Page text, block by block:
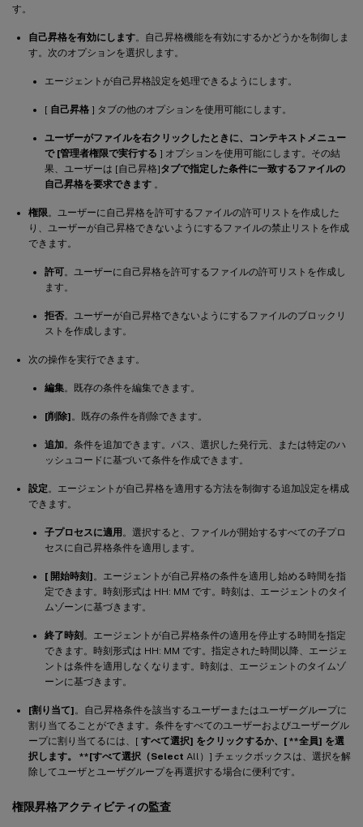
す。
自己昇格を有効にします。自己昇格機能を有効にするかどうかを制御しま
す。次のオプションを選択します。
エージェントが自己昇格設定を処理できるようにします。
[ 自己昇格 ] タブの他のオプションを使用可能にします。
ユーザーがファイルを右クリックしたときに、コンテキストメニュー
で [管理者権限で実行する ] オプションを使用可能にします。その結
果、ユーザーは [自己昇格]タブで指定した条件に一致するファイルの
自己昇格を要求できます 。
権限 。ユーザーに自己昇格を許可するファイルの許可リストを作成した
り、ユーザーが自己昇格できないようにするファイルの禁止リストを作成
できます。
許可。ユーザーに自己昇格を許可するファイルの許可リストを作成し
ます。
拒否。ユーザーが自己昇格できないようにするファイルのブロックリ
ストを作成します。
次の操作を実行できます。
編集。既存の条件を編集できます。
[削除] 。既存の条件を削除できます。
追加。条件を追加できます。パス、選択した発行元、または特定のハ
ッシュコードに基づいて条件を作成できます。
設定 。エージェントが自己昇格を適用する方法を制御する追加設定を構成
できます。
子プロセスに適用 。選択すると、ファイルが開始するすべての子プロ
セスに自己昇格条件を適用します。
[ 開始時刻] 。エージェントが自己昇格の条件を適用し始める時間を指
定できます。時刻形式は HH: MM です。時刻は、エージェントのタイ
ムゾーンに基づきます。
終了時刻 。エージェントが自己昇格条件の適用を停止する時間を指定
できます。時刻形式は HH: MM です。指定された時間以降、エージェ
ントは条件を適用しなくなります。時刻は、エージェントのタイムゾ
ーンに基づきます。
[割り当て] 。自己昇格条件を該当するユーザーまたはユーザーグループに
割り当てることができます。条件をすべてのユーザーおよびユーザーグル
ープに割り当てるには、[ すべて選択] をクリックするか、[ **全員] を選
択します。 **[すべて選択（Select All）] チェックボックスは、選択を解
除してユーザとユーザグループを再選択する場合に便利です。
権限昇格アクティビティの監査